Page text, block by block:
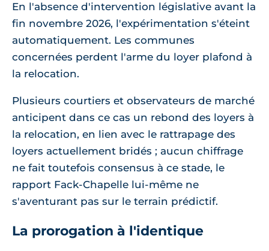
En l'absence d'intervention législative avant la
fin novembre 2026, l'expérimentation s'éteint
automatiquement. Les communes
concernées perdent l'arme du loyer plafond à
la relocation.
Plusieurs courtiers et observateurs de marché
anticipent dans ce cas un rebond des loyers à
la relocation, en lien avec le rattrapage des
loyers actuellement bridés ; aucun chiffrage
ne fait toutefois consensus à ce stade, le
rapport Fack-Chapelle lui-même ne
s'aventurant pas sur le terrain prédictif.
La prorogation à l'identique